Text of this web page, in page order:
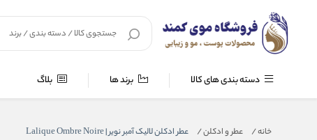
دسته بندی های کالا برند ها بلاگ
خانه/ عطر و ادکلن/ عطر ادکلن لالیک آمبر نویر | Lalique Ombre Noire